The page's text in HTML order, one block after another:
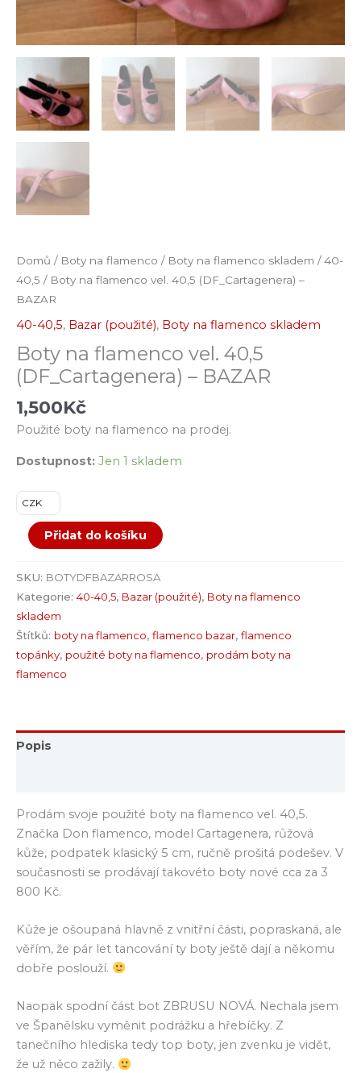
Domů / Boty na flamenco / Boty na flamenco skladem /40-
40,5 / Boty na flamenco vel. 40,5 (DF_Cartagenera) –
BAZAR
40-40,5, Bazar (použité), Boty na flamenco skladem
Boty na flamenco vel. 40,5
(DF_Cartagenera) – BAZAR
1,500Kč
Použité boty na flamenco na prodej.
Dostupnost: Jen 1 skladem
CZK
Přidat do košíku
SKU: BOTYDFBAZARROSA
Kategorie: 40-40,5, Bazar (použité), Boty na flamenco
skladem
Štítků: boty na flamenco, flamenco bazar, flamenco
topánky, použité boty na flamenco, prodám boty na
flamenco
Popis
Prodám svoje použité boty na flamenco vel. 40,5.
Značka Don flamenco, model Cartagenera, růžová
kůže, podpatek klasický 5 cm, ručně prošitá podešev. V
současnosti se prodávají takovéto boty nové cca za 3
800 Kč.
Kůže je ošoupaná hlavně z vnitřní části, popraskaná, ale
věřím, že pár let tancování ty boty ještě dají a někomu
dobře poslouží.
Naopak spodní část bot ZBRUSU NOVÁ. Nechala jsem
ve Španělsku vyměnit podrážku a hřebíčky. Z
tanečního hlediska tedy top boty, jen zvenku je vidět,
že už něco zažily.